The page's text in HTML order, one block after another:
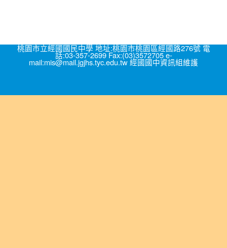
桃園市立經國國民中學 地址:桃園市桃園區經國路276號 電
話:03-357-2699 Fax:(03)3572705 e-
mail:mis@mail.jgjhs.tyc.edu.tw 經國國中資訊組維護